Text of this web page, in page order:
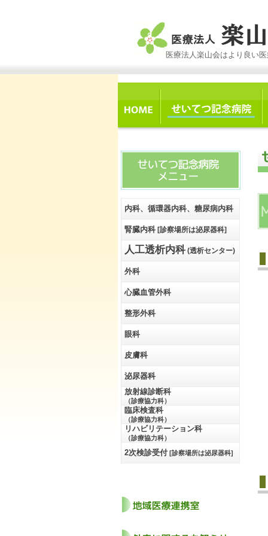
医療法人楽山会はより良い
内科、循環器内科、糖尿病内科
腎臓内科 [診察場所は泌尿器科]
人工透析内科 (透析センター)
外科
心臓血管外科
整形外科
眼科
皮膚科
泌尿器科
放射線診断科
（診療協力科）
臨床検査科
（診療協力科）
リハビリテーション科
（診療協力科）
2次検診受付 [診察場所は泌尿器科]